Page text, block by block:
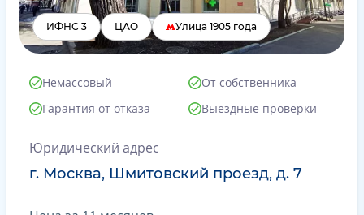
ИФНС 3 ЦАО Улица 1905 года
Немассовый
От собственника
Гарантия от отказа
Выездные проверки
Юридический адрес
г. Москва, Шмитовский проезд, д. 7